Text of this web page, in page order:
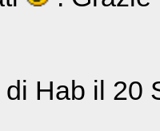
Hab il 20